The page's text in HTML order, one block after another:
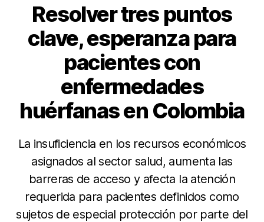
Resolver tres puntos
clave, esperanza para
pacientes con
enfermedades
huérfanas en Colombia
La insuficiencia en los recursos económicos
asignados al sector salud, aumenta las
barreras de acceso y afecta la atención
requerida para pacientes definidos como
sujetos de especial protección por parte del